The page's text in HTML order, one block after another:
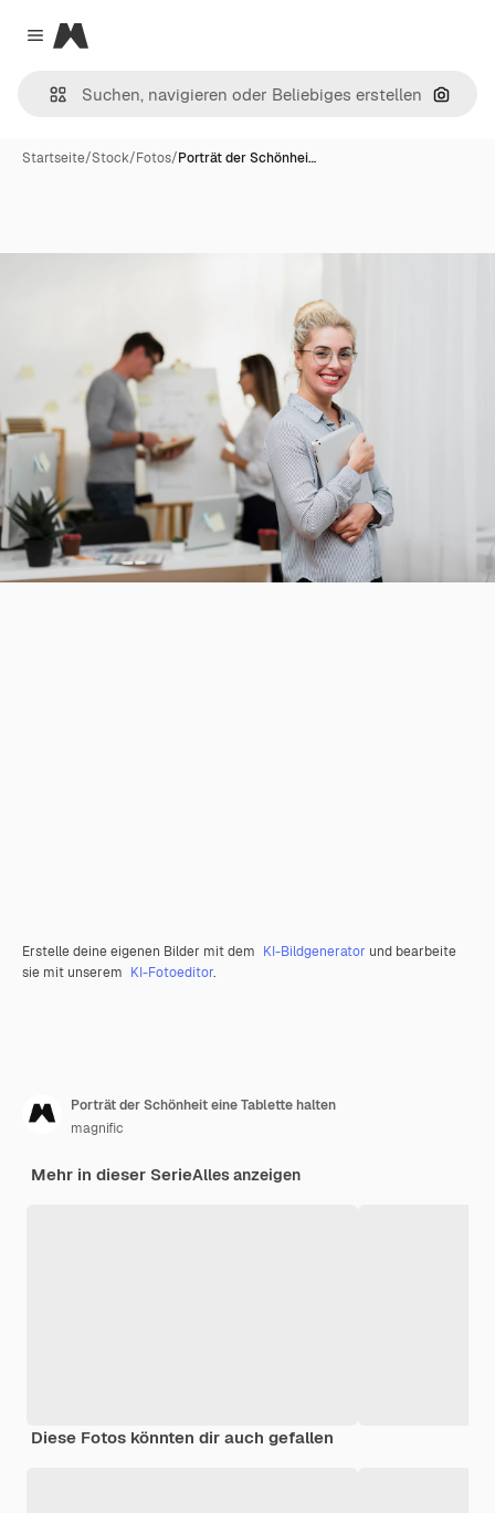
Close menu
Magnific
Nach
Startseite/Stock/Fotos/Porträt der Schönhei…
Erstelle deine eigenen Bilder mit dem KI-Bildgenerator und bearbeite
sie mit unserem KI-Fotoeditor.
Porträt der Schönheit eine Tablette halten
magnific
Mehr in dieser SerieAlles anzeigen
Diese Fotos könnten dir auch gefallen